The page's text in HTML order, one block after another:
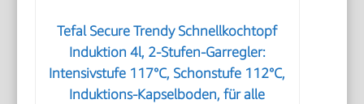
Tefal Secure Trendy Schnellkochtopf
Induktion 4l, 2-Stufen-Garregler:
Intensivstufe 117°C, Schonstufe 112°C,
Induktions-Kapselboden, für alle